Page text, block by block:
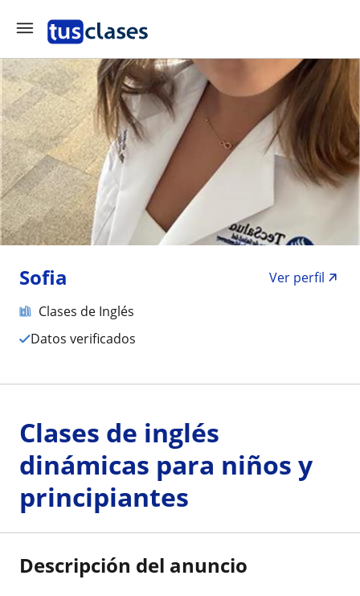
Sofia
Ver perfil
Clases de Inglés
Datos verificados
Clases de inglés
dinámicas para niños y
principiantes
Descripción del anuncio